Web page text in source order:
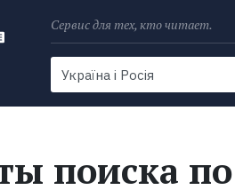
Сервис для тех, кто читает.
Поиск
Новости Рейтинги
поиска